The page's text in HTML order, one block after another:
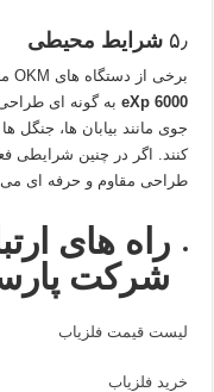
۵٫ شرایط محیطی
برخی از دستگاه‌ های OKM مانند
eXp 6000 به گونه‌ ای
جوی مانند بیابان‌ ها،
کنند. اگر در چنین شرایطی
طراحی مقاوم و حرفه‌ ای می‌
راه های
شرکت
لیست قیمت فلزیاب
خرید فلزیاب